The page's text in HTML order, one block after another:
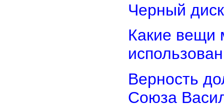
Черный
Какие вещи
Верность
Союза